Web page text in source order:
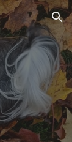
to navigation